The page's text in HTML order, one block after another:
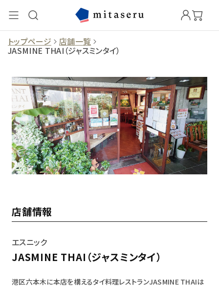
トップページ 店舗一覧
JASMINE THAI（ジャスミンタイ）
店舗情報
エスニック
JASMINE THAI（ジャスミンタイ）
港区六本木に本店を構えるタイ料理レストランJASMINE THAIは